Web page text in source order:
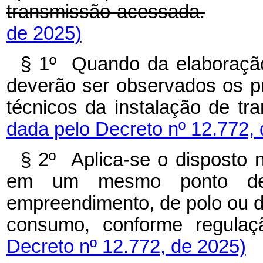
transmissão acessada.
de 2025)
§ 1º Quando da
deverão ser observados os
técnicos da instalação
dada pelo Decreto nº 12.772,
§ 2º Aplica-se o disposto
em um mesmo ponto
empreendimento, de polo ou
consumo, conforme
Decreto nº 12.772, de 2025)